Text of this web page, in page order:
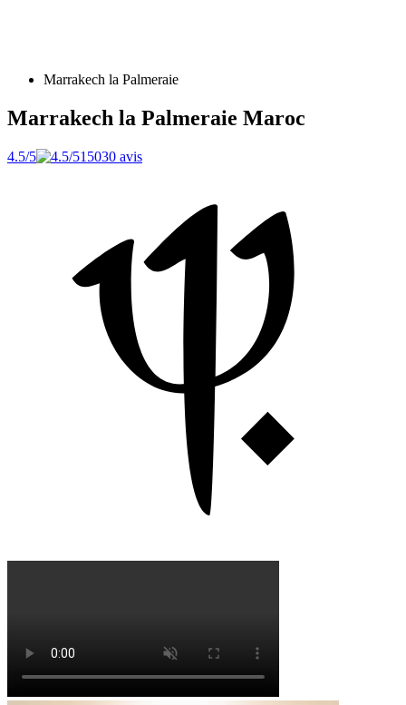
Marrakech la Palmeraie
Marrakech la Palmeraie Maroc
4.5/5 15030 avis